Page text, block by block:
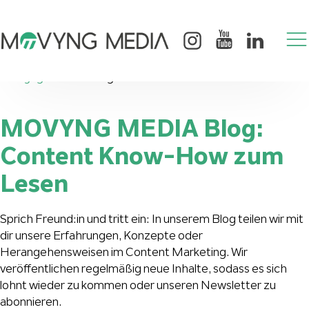
MOVYNG MEDIA Blog:
Content Know-How zum
Lesen
Sprich Freund:in und tritt ein: In unserem Blog teilen wir mit
dir unsere Erfahrungen, Konzepte oder
Herangehensweisen im Content Marketing. Wir
veröffentlichen regelmäßig neue Inhalte, sodass es sich
lohnt wieder zu kommen oder unseren Newsletter zu
abonnieren.